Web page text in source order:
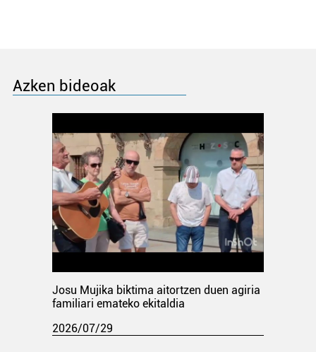
Azken bideoak
Josu Mujika biktima aitortzen duen agiria
familiari emateko ekitaldia
2026/07/29